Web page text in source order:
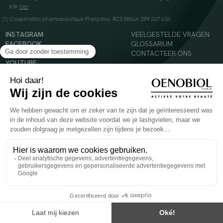
klik hier
(1) Coopération pharmaceutique Française, RCS Melun 399 227 636
INSTAGRAM
FACEBOOK
TIKTOK
YOUTUBE
VEELGESTELDE VRAGEN
GLOSSARIUM
CONTACTEER ONS
Voedingssupplement dat moet worden geconsumeerd als onderdeel van een gevarieerde,
evenwichtige voeding en een gezonde levensstijl. Aanbevolen dagelijkse dosis niet
overschrijden. Enkel voor volwassenen, buiten het bereik van kinderen houden.